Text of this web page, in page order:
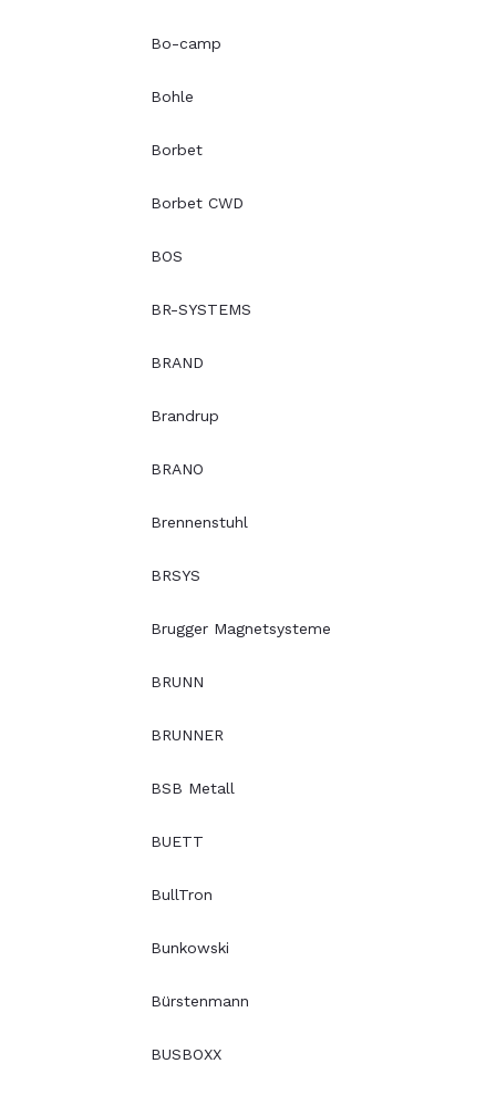
Bo-camp
Bohle
Borbet
Borbet CWD
BOS
BR-SYSTEMS
BRAND
Brandrup
BRANO
Brennenstuhl
BRSYS
Brugger Magnetsysteme
BRUNN
BRUNNER
BSB Metall
BUETT
BullTron
Bunkowski
Bürstenmann
BUSBOXX